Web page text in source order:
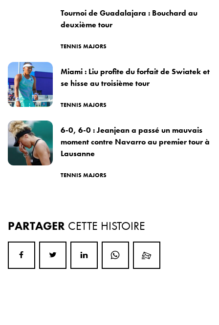
Tournoi de Guadalajara : Bouchard au
deuxième tour
TENNIS MAJORS
Miami : Liu profite du forfait de Swiatek et
se hisse au troisième tour
TENNIS MAJORS
6-0, 6-0 : Jeanjean a passé un mauvais
moment contre Navarro au premier tour à
Lausanne
TENNIS MAJORS
PARTAGER CETTE HISTOIRE